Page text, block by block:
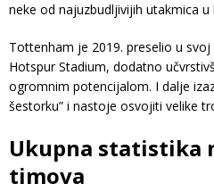
neke od najuzbudljivijih utakmica u
Tottenham je 2019. preselio u
Hotspur Stadium, dodatno
ogromnim potencijalom. I dalje
šestorku” i nastoje osvojiti velike
Ukupna statistika
timova